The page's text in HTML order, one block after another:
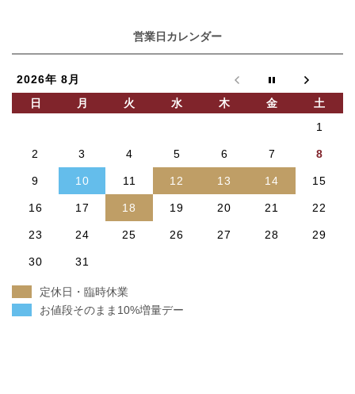
営業日カレンダー
2026年 8月
日
月 火 水 木 金
土
1
2 3 4 5 6 7 8
9 10 11 12 13 14 15
16 17 18 19 20 21 22
23 24 25 26 27 28 29
30 31
定休日・臨時休業
お値段そのまま10%増量デー